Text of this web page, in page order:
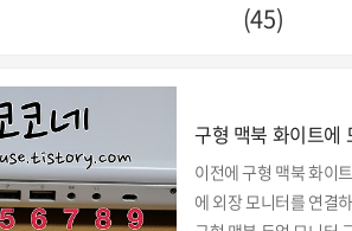
(45)
구형 맥북 화이트에
이전에 구형 맥북 화이
에 외장 모니터를 연결